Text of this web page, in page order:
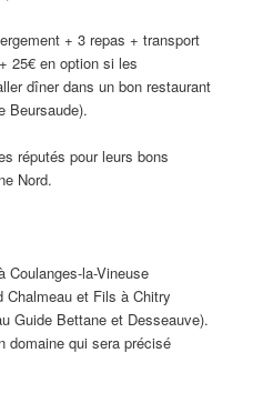
+ 3 repas + transport
25€ en option si les
dîner dans un bon restaurant
Beursaude).
réputés pour leurs bons
Nord.
Coulanges-la-Vineuse
Chalmeau et Fils à Chitry
Guide Bettane et Desseauve).
domaine qui sera précisé